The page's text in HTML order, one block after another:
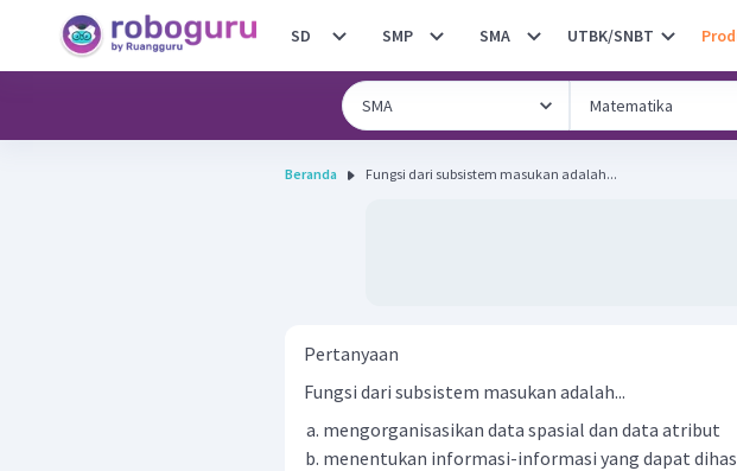
SD SMP SMA UTBK/SNBT
Beranda Fungsi dari subsistem masukan adalah...
Pertanyaan
Fungsi dari subsistem masukan adalah...
mengorganisasikan data spasial dan data atribut
menentukan informasi-informasi yang dapat